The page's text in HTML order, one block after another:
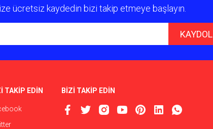
ücretsiz kaydedin bizi takip etmeye başlayın.
KAYDOL
TAKİP EDİN BİZİ TAKİP EDİN